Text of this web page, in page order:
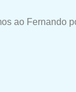
ao Fernando